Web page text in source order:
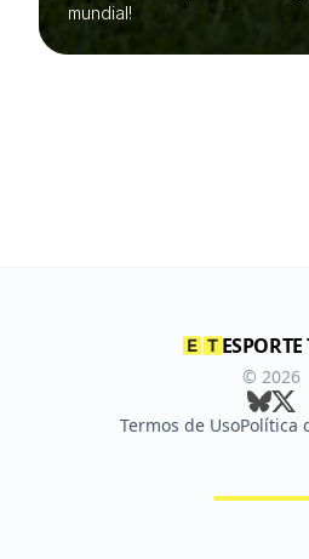
mundial!
© 2026
Termos de UsoPolítica